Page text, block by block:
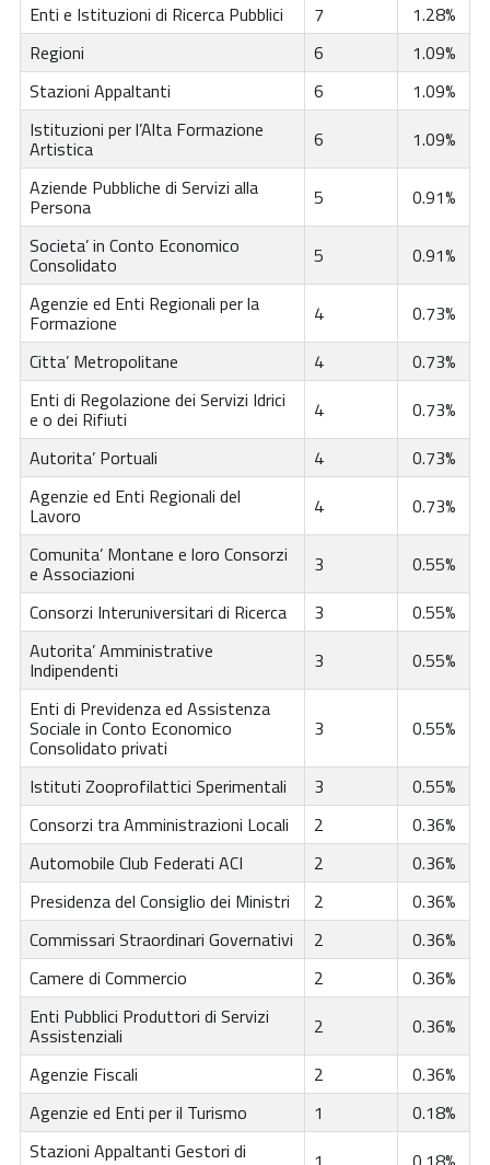
Enti e Istituzioni di Ricerca Pubblici
7
1.28%
Regioni
6
1.09%
Stazioni Appaltanti
6
1.09%
Istituzioni per l’Alta Formazione
Artistica 6
1.09%
Aziende Pubbliche di Servizi alla
Persona 5
0.91%
Societa’ in Conto Economico
Consolidato 5
0.91%
Agenzie ed Enti Regionali per la
Formazione 4
0.73%
Citta’ Metropolitane
4
0.73%
Enti di Regolazione dei Servizi Idrici
e o dei Rifiuti 4
0.73%
Autorita’ Portuali
4
0.73%
Agenzie ed Enti Regionali del
Lavoro 4
0.73%
Comunita’ Montane e loro Consorzi
e Associazioni 3
0.55%
Consorzi Interuniversitari di Ricerca
3
0.55%
Autorita’ Amministrative
Indipendenti 3
0.55%
Enti di Previdenza ed Assistenza
Sociale in Conto Economico
Consolidato privati
3 0.55%
Istituti Zooprofilattici Sperimentali 3
0.55%
Consorzi tra Amministrazioni Locali
2
0.36%
Automobile Club Federati ACI
2
0.36%
Presidenza del Consiglio dei Ministri
2
0.36%
Commissari Straordinari Governativi
2
0.36%
Camere di Commercio
2
0.36%
Enti Pubblici Produttori di Servizi
Assistenziali 2
0.36%
Agenzie Fiscali
2
0.36%
Agenzie ed Enti per il Turismo
1
0.18%
Stazioni Appaltanti Gestori di